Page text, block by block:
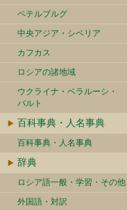
ペテルブルグ
中央アジア・シベリア
カフカス
ロシアの諸地域
ウクライナ・ベラルーシ・
バルト
百科事典・人名事典
百科事典・人名事典
辞典
ロシア語一般・学習・その他
外国語・対訳